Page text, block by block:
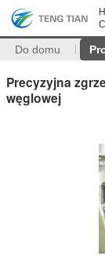
Do domu
Precyzyjna
węglowej